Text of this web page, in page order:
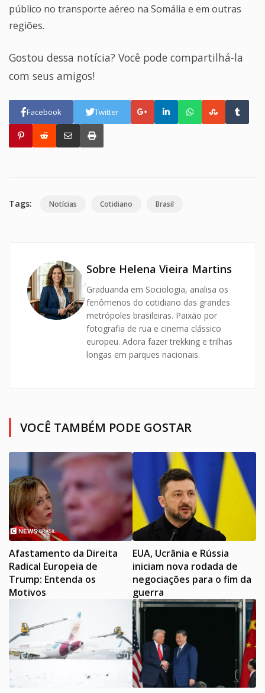
público no transporte aéreo na Somália e em outras
regiões.
Gostou dessa notícia? Você pode compartilhá-la
com seus amigos!
Facebook Twitter
Tags: Notícias Cotidiano Brasil
Sobre Helena Vieira Martins
Graduanda em Sociologia, analisa os
fenômenos do cotidiano das grandes
metrópoles brasileiras. Paixão por
fotografia de rua e cinema clássico
europeu. Adora fazer trekking e trilhas
longas em parques nacionais.
VOCÊ TAMBÉM PODE GOSTAR
Afastamento da Direita
Radical Europeia de
Trump: Entenda os
Motivos
EUA, Ucrânia e Rússia
iniciam nova rodada de
negociações para o fim da
guerra